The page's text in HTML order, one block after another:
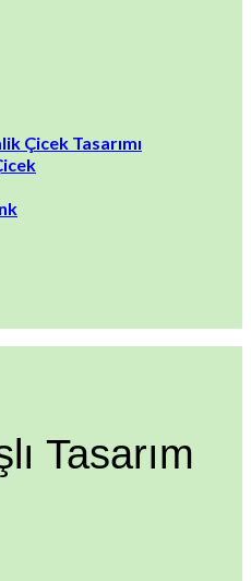
Çicek Tasarımı
Tasarım